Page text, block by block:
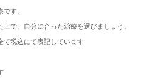
す。
で、自分に合った治療を選びましょう。
税込にて表記しています